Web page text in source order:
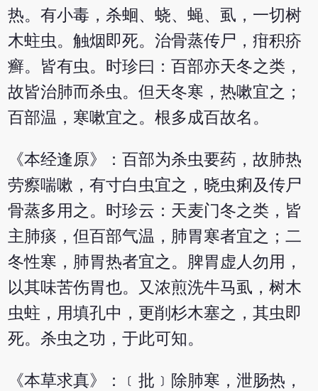
热。有小毒，杀蛔、蛲、蝇、虱，一切树
木蛀虫。触烟即死。治骨蒸传尸，疳积疥
癣。皆有虫。时珍曰：百部亦天冬之类，
故皆治肺而杀虫。但天冬寒，热嗽宜之；
百部温，寒嗽宜之。根多成百故名。
《本经逢原》：百部为杀虫要药，故肺热
劳瘵喘嗽，有寸白虫宜之，晓虫痢及传尸
骨蒸多用之。时珍云：天麦门冬之类，皆
主肺痰，但百部气温，肺胃寒者宜之；二
冬性寒，肺胃热者宜之。脾胃虚人勿用，
以其味苦伤胃也。又浓煎洗牛马虱，树木
虫蛀，用填孔中，更削杉木塞之，其虫即
死。杀虫之功，于此可知。
《本草求真》：﹝批﹞除肺寒，泄肠热，